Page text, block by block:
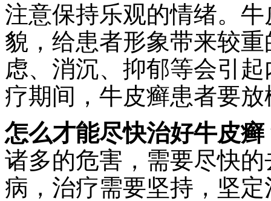
注意保持乐观的情绪。
貌，给患者形象带来较
虑、消沉、抑郁等会引
疗期间，牛皮癣患者要
怎么才能尽快治好牛皮癣
诸多的危害，需要尽快
病，治疗需要坚持，坚